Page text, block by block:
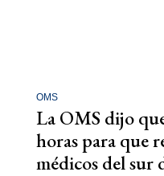
OMS
La OMS dijo
horas para que
médicos del sur